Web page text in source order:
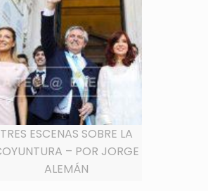
TRES ESCENAS SOBRE LA
– POR JORGE
ALEMÁN